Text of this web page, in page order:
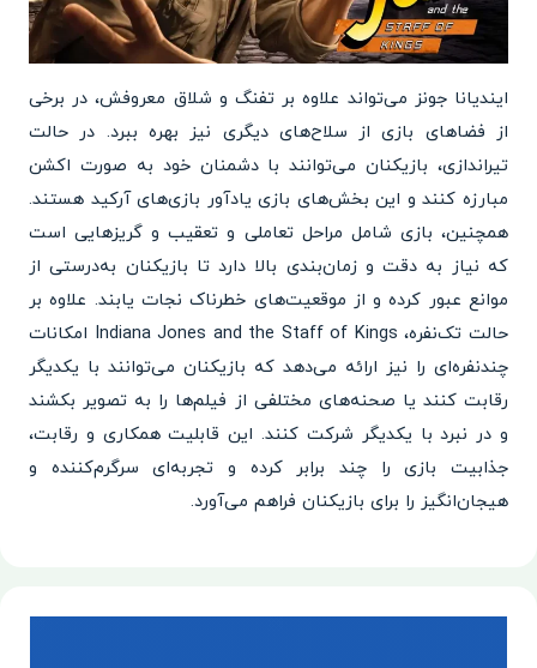
ایندیانا جونز می‌تواند علاوه بر تفنگ و شلاق معروفش، در برخی
از فضاهای بازی از سلاح‌های دیگری نیز بهره ببرد. در حالت
تیراندازی، بازیکنان می‌توانند با دشمنان خود به صورت اکشن
مبارزه کنند و این بخش‌های بازی یادآور بازی‌های آرکید هستند.
همچنین، بازی شامل مراحل تعاملی و تعقیب و گریزهایی است
که نیاز به دقت و زمان‌بندی بالا دارد تا بازیکنان به‌درستی از
موانع عبور کرده و از موقعیت‌های خطرناک نجات یابند. علاوه بر
حالت تک‌نفره، Indiana Jones and the Staff of Kings امکانات
چندنفره‌ای را نیز ارائه می‌دهد که بازیکنان می‌توانند با یکدیگر
رقابت کنند یا صحنه‌های مختلفی از فیلم‌ها را به تصویر بکشند
و در نبرد با یکدیگر شرکت کنند. این قابلیت همکاری و رقابت،
جذابیت بازی را چند برابر کرده و تجربه‌ای سرگرم‌کننده و
هیجان‌انگیز را برای بازیکنان فراهم می‌آورد.